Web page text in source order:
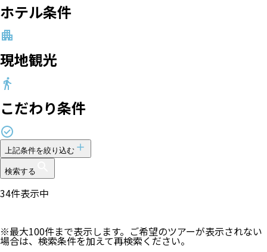
ホテル条件
現地観光
こだわり条件
上記条件を絞り込む
検索する
34件表示中
※最大100件まで表示します。ご希望のツアーが表示されない
場合は、検索条件を加えて再検索ください。